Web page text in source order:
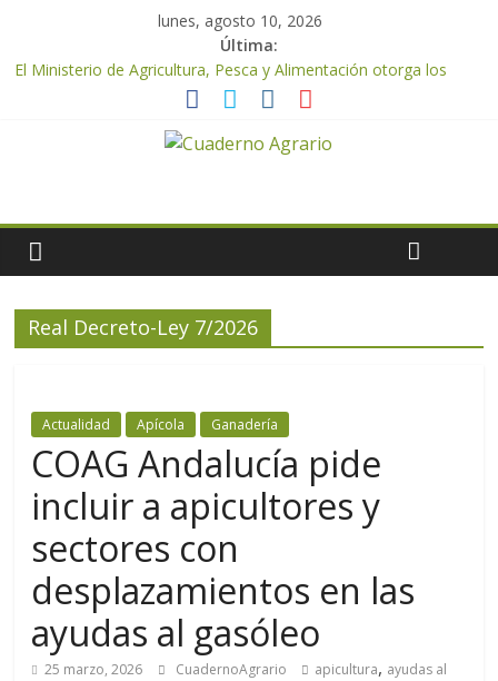
lunes, agosto 10, 2026
Última:
El Ministerio de Agricultura, Pesca y Alimentación otorga los
premios Alimentos de España a los mejores quesos 2026
desplome de la demanda, que obligará a muchos viticultores a
seguridad y la transparencia del sector
ASAJA Almería: las primeras recolecciones de almendra
meteorológicas y la incertidumbre en los precios
El Ministerio de Agricultura, Pesca y Alimentación autoriza el
Real Decreto-Ley 7/2026
Actualidad Apícola Ganadería
COAG Andalucía pide
incluir a apicultores y
sectores con
desplazamientos en las
ayudas al gasóleo
25 marzo, 2026 CuadernoAgrario apicultura, ayudas al